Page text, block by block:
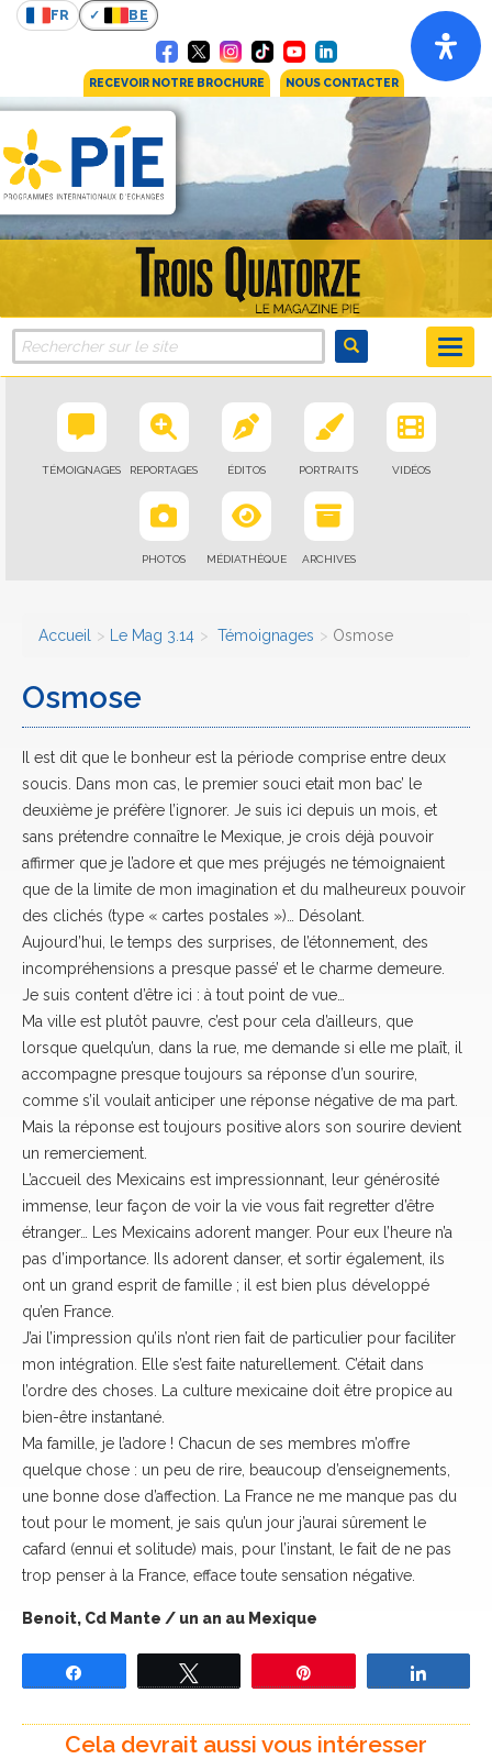
FR BE
RECEVOIR NOTRE BROCHURE NOUS CONTACTER
TÉMOIGNAGES REPORTAGES ÉDITOS PORTRAITS VIDÉOS
PHOTOS MÉDIATHÈQUE ARCHIVES
Accueil Le Mag 3.14 Témoignages Osmose
Osmose
Il est dit que le bonheur est la période comprise entre deux
soucis. Dans mon cas, le premier souci etait mon bac’ le
deuxième je préfère l’ignorer. Je suis ici depuis un mois, et
sans prétendre connaître le Mexique, je crois déjà pouvoir
affirmer que je l’adore et que mes préjugés ne témoignaient
que de la limite de mon imagination et du malheureux pouvoir
des clichés (type « cartes postales »)… Désolant.
Aujourd’hui, le temps des surprises, de l’étonnement, des
incompréhensions a presque passé’ et le charme demeure.
Je suis content d’être ici : à tout point de vue…
Ma ville est plutôt pauvre, c’est pour cela d’ailleurs, que
lorsque quelqu’un, dans la rue, me demande si elle me plaît, il
accompagne presque toujours sa réponse d’un sourire,
comme s’il voulait anticiper une réponse négative de ma part.
Mais la réponse est toujours positive alors son sourire devient
un remerciement.
L’accueil des Mexicains est impressionnant, leur générosité
immense, leur façon de voir la vie vous fait regretter d’être
étranger… Les Mexicains adorent manger. Pour eux l’heure n’a
pas d’importance. Ils adorent danser, et sortir également, ils
ont un grand esprit de famille ; il est bien plus développé
qu’en France.
J’ai l’impression qu’ils n’ont rien fait de particulier pour faciliter
mon intégration. Elle s’est faite naturellement. C’était dans
l’ordre des choses. La culture mexicaine doit être propice au
bien-être instantané.
Ma famille, je l’adore ! Chacun de ses membres m’offre
quelque chose : un peu de rire, beaucoup d’enseignements,
une bonne dose d’affection. La France ne me manque pas du
tout pour le moment, je sais qu’un jour j’aurai sûrement le
cafard (ennui et solitude) mais, pour l’instant, le fait de ne pas
trop penser à la France, efface toute sensation négative.
Benoit, Cd Mante / un an au Mexique
Cela devrait aussi vous intéresser